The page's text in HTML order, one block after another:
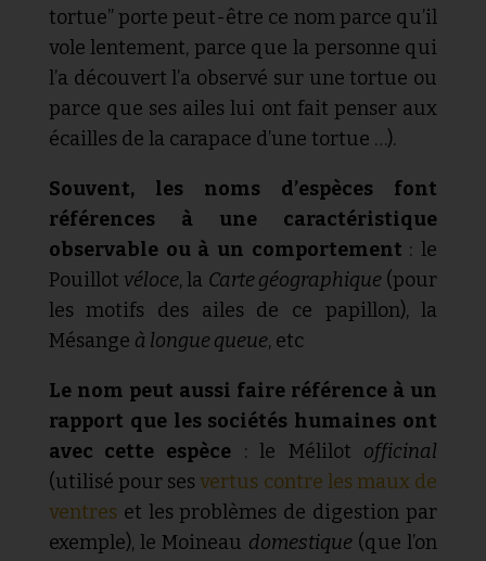
tortue” porte peut-être ce nom parce qu’il
vole lentement, parce que la personne qui
l’a découvert l’a observé sur une tortue ou
parce que ses ailes lui ont fait penser aux
écailles de la carapace d’une tortue …).
Souvent, les noms d’espèces font
références à une caractéristique
observable ou à un comportement : le
Pouillot véloce, la Carte géographique(pour
les motifs des ailes de ce papillon), la
Mésange à longue queue, etc
Le nom peut aussi faire référence à un
rapport que les sociétés humaines ont
avec cette espèce: le Mélilot officinal
(utilisé pour sesvertus contre les maux de
ventres et les problèmes de digestion par
exemple), le Moineau domestique(que l’on